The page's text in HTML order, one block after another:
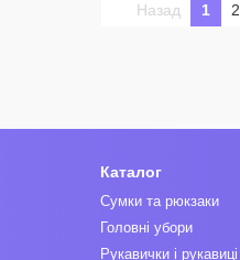
Назад 1 2
Каталог
Сумки та рюкзаки
Головні убори
Рукавички і рукавиці